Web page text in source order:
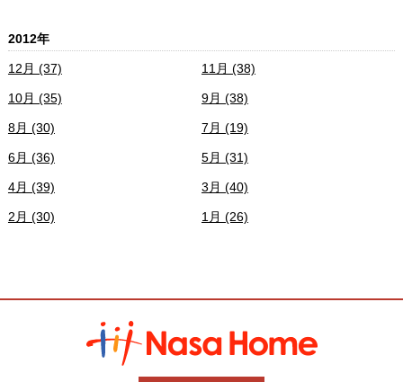
2012年
12月 (37) 11月 (38)
10月 (35) 9月 (38)
8月 (30) 7月 (19)
6月 (36) 5月 (31)
4月 (39) 3月 (40)
2月 (30) 1月 (26)